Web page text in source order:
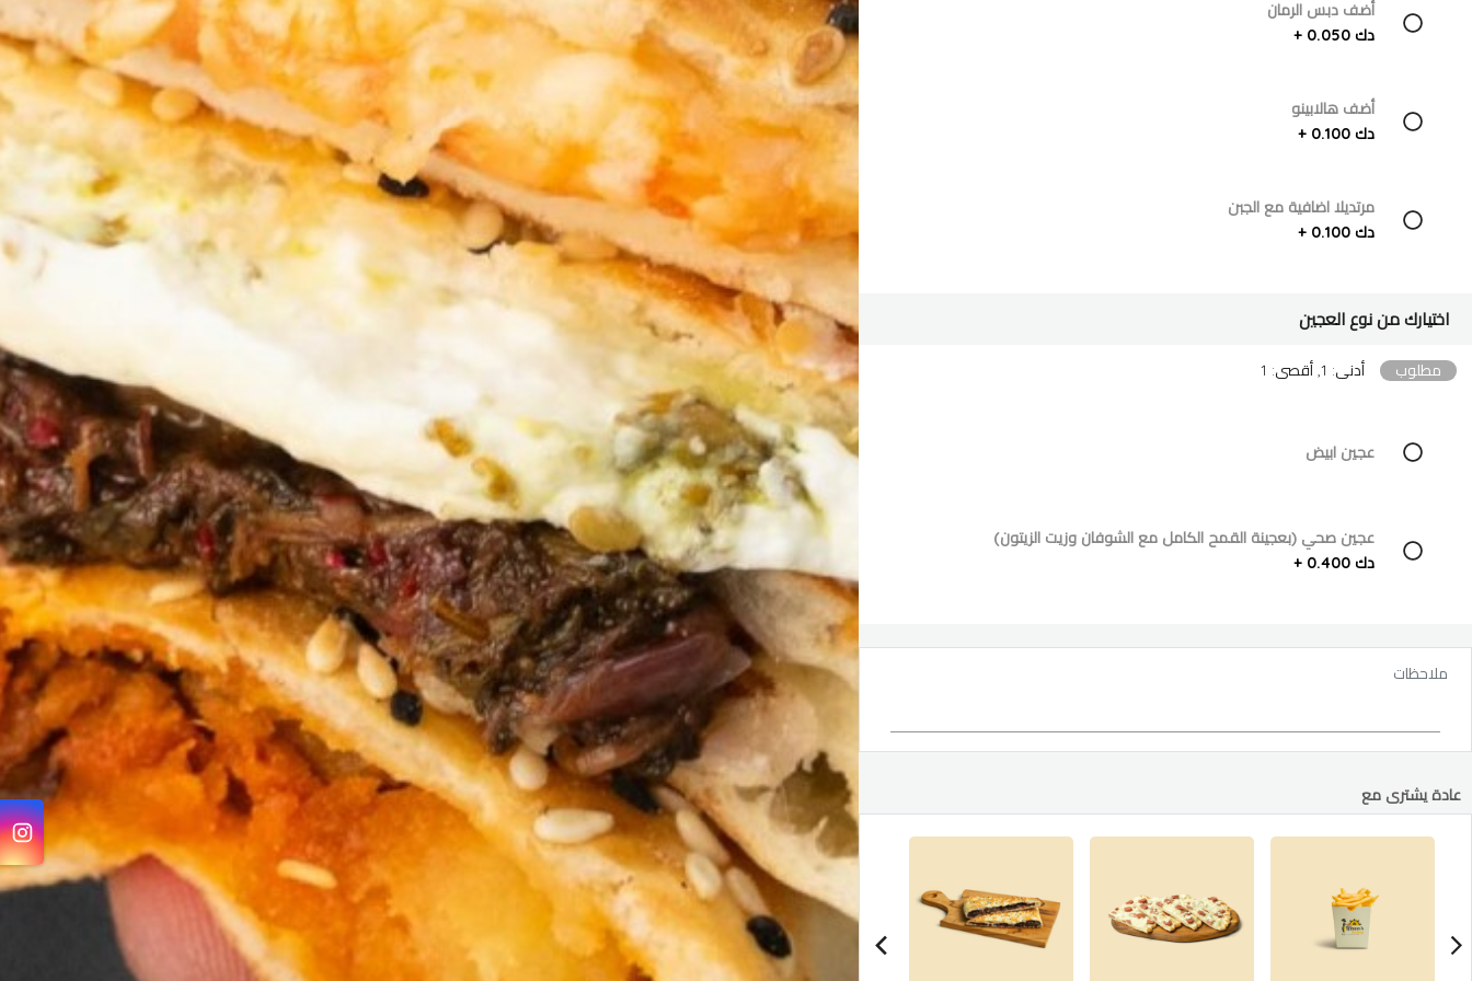
أضف دبس الرمان
دك 0.050 +
أضف هالابينو
دك 0.100 +
مرتديلا اضافية مع الجبن
دك 0.100 +
اختيارك من نوع العجين
مطلوب أدنى: 1, أقصى: 1
عجين ابيض
عجين صحي (بعجينة القمح الكامل مع الشوفان وزيت الزيتون)
دك 0.400 +
ملاحظات
عادة يشترى مع